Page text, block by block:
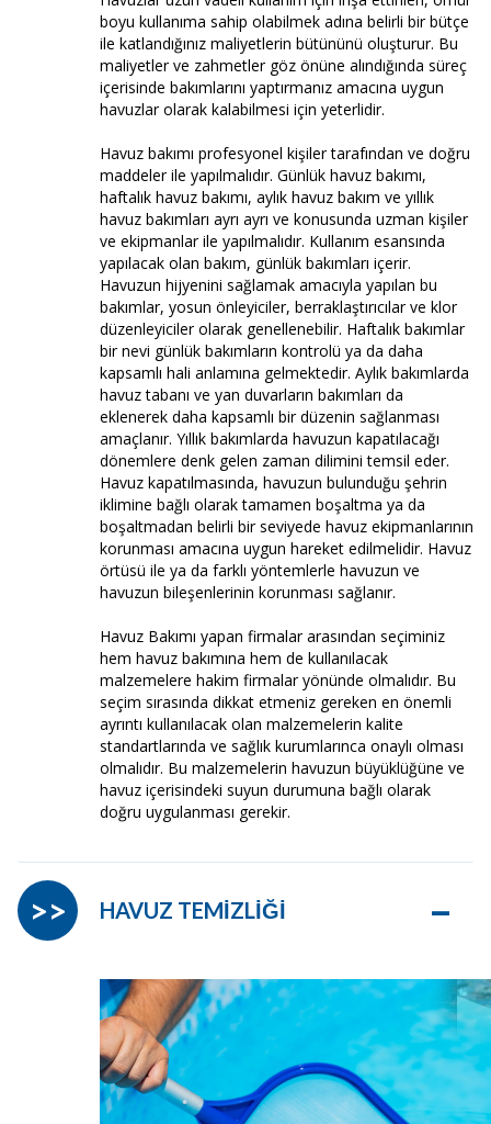
boyu kullanıma sahip olabilmek adına belirli bir bütçe
ile katlandığınız maliyetlerin bütününü oluşturur. Bu
maliyetler ve zahmetler göz önüne alındığında süreç
içerisinde bakımlarını yaptırmanız amacına uygun
havuzlar olarak kalabilmesi için yeterlidir.
Havuz bakımı profesyonel kişiler tarafından ve doğru
maddeler ile yapılmalıdır. Günlük havuz bakımı,
haftalık havuz bakımı, aylık havuz bakım ve yıllık
havuz bakımları ayrı ayrı ve konusunda uzman kişiler
ve ekipmanlar ile yapılmalıdır. Kullanım esansında
yapılacak olan bakım, günlük bakımları içerir.
Havuzun hijyenini sağlamak amacıyla yapılan bu
bakımlar, yosun önleyiciler, berraklaştırıcılar ve klor
düzenleyiciler olarak genellenebilir. Haftalık bakımlar
bir nevi günlük bakımların kontrolü ya da daha
kapsamlı hali anlamına gelmektedir. Aylık bakımlarda
havuz tabanı ve yan duvarların bakımları da
eklenerek daha kapsamlı bir düzenin sağlanması
amaçlanır. Yıllık bakımlarda havuzun kapatılacağı
dönemlere denk gelen zaman dilimini temsil eder.
Havuz kapatılmasında, havuzun bulunduğu şehrin
iklimine bağlı olarak tamamen boşaltma ya da
boşaltmadan belirli bir seviyede havuz ekipmanlarının
korunması amacına uygun hareket edilmelidir. Havuz
örtüsü ile ya da farklı yöntemlerle havuzun ve
havuzun bileşenlerinin korunması sağlanır.
Havuz Bakımı yapan firmalar arasından seçiminiz
hem havuz bakımına hem de kullanılacak
malzemelere hakim firmalar yönünde olmalıdır. Bu
seçim sırasında dikkat etmeniz gereken en önemli
ayrıntı kullanılacak olan malzemelerin kalite
standartlarında ve sağlık kurumlarınca onaylı olması
olmalıdır. Bu malzemelerin havuzun büyüklüğüne ve
havuz içerisindeki suyun durumuna bağlı olarak
doğru uygulanması gerekir.
HAVUZ TEMİZLİĞİ –
>>